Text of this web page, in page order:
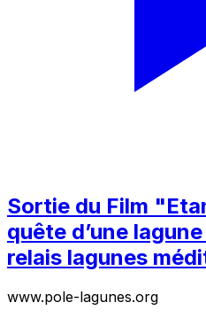
Sortie du Film
quête d’une
relais lagunes
www.pole-lagunes.org